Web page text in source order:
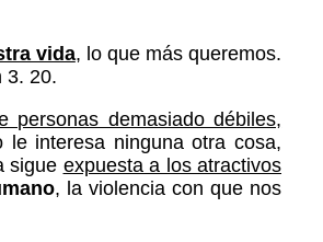
vida, lo que más queremos.
3. 20.
personas demasiado débiles,
le interesa ninguna otra cosa,
sigue expuesta a los atractivos
, la violencia con que nos